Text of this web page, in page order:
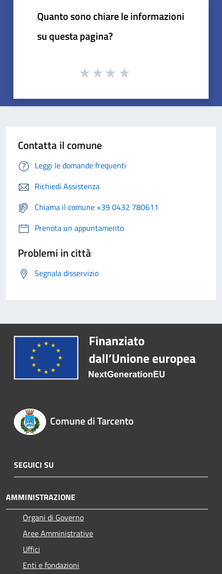
Quanto sono chiare le informazioni
su questa pagina?
Contatta il comune
Leggi le domande frequenti
Richiedi Assistenza
Chiama il comune +39 0432 780611
Prenota un appuntamento
Problemi in città
Segnala disservizio
Comune di Tarcento
SEGUICI SU
AMMINISTRAZIONE
Organi di Governo
Aree Amministrative
Uffici
Enti e fondazioni